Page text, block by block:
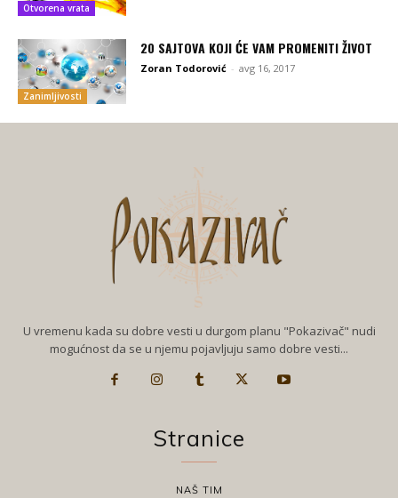
Otvorena vrata
Zanimljivosti
20 SAJTOVA KOJI ĆE VAM PROMENITI ŽIVOT
Zoran Todorović - avg 16, 2017
U vremenu kada su dobre vesti u durgom planu "Pokazivač" nudi
mogućnost da se u njemu pojavljuju samo dobre vesti...
Stranice
NAŠ TIM